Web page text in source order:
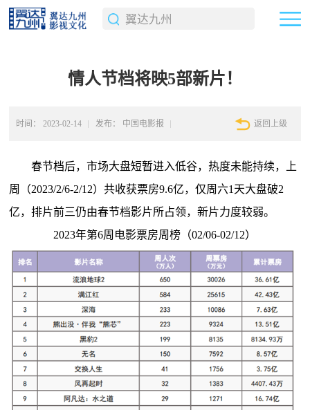
情人节档将映5部新片！
时间： 2023-02-14 发布： 中国电影报 返回上级
春节档后，市场大盘短暂进入低谷，热度未能持续，上
周（2023/2/6-2/12）共收获票房9.6亿，仅周六1天大盘破2
亿，排片前三仍由春节档影片所占领，新片力度较弱。
2023年第6周电影票房周榜（02/06-02/12）